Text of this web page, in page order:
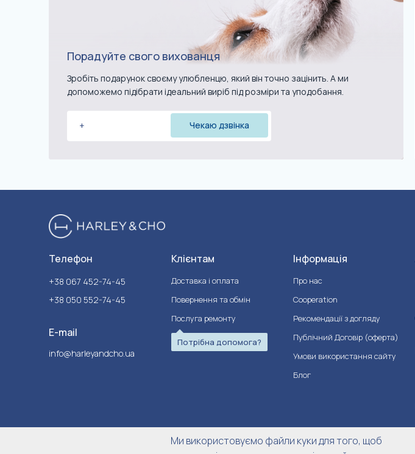
Порадуйте свого вихованця
Зробіть подарунок своєму улюбленцю, який він точно зацінить. А ми
допоможемо підібрати ідеальний виріб під розміри та уподобання.
Телефон
+38 067 452-74-45
+38 050 552-74-45
E-mail
info@harleyandcho.ua
Клієнтам
Доставка і оплата
Повернення та обмін
Послуга ремонту
Потрібна допомога?
Інформація
Про нас
Cooperation
Рекомендації з догляду
Публічний Договір (оферта)
Умови використання сайту
Блог
Ми використовуємо файли куки для того, щоб